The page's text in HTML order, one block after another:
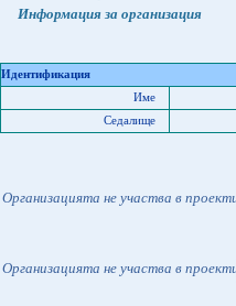
Информация за организация
Идентификация
Име
Седалище
Организацията не участва в
Организацията не участва в